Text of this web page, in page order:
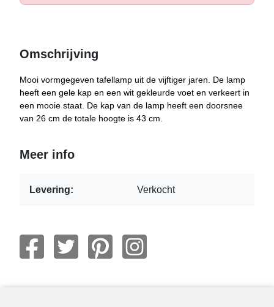
Omschrijving
Mooi vormgegeven tafellamp uit de vijftiger jaren. De lamp
heeft een gele kap en een wit gekleurde voet en verkeert in
een mooie staat. De kap van de lamp heeft een doorsnee
van 26 cm de totale hoogte is 43 cm.
Meer info
Levering: Verkocht